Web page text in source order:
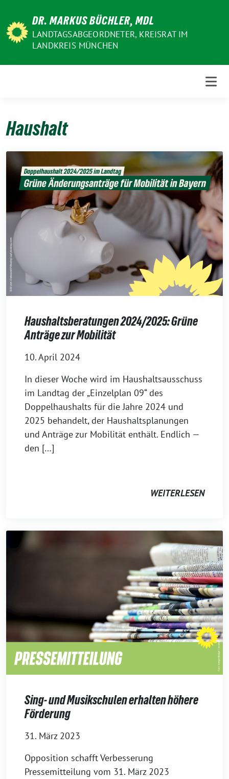
zum
Inhalt
DR. MARKUS BÜCHLER, MDL
LANDTAGSABGEORDNETER, KREISRAT IM
LANDKREIS MÜNCHEN
Haushalt
Haushaltsberatungen 2024/2025: Grüne
Anträge zur Mobilität
10. April 2024
In dieser Woche wird im Haushaltsausschuss
im Landtag der „Einzelplan 09“ des
Doppelhaushalts für die Jahre 2024 und
2025 behandelt, der Haushaltsplanungen
und Anträge zur Mobilität enthält. Endlich —
den […]
WEITERLESEN
Sing- und Musikschulen erhalten höhere
Förderung
31. März 2023
Opposition schafft Verbesserung
Pressemitteilung vom 31. März 2023